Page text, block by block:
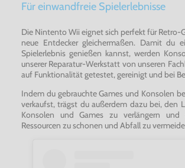
Für einwandfreie Spielerlebnisse
Die Nintento Wii eignet sich perfekt für Retro-
neue Entdecker gleichermaßen. Damit du
Spielerlebnis genießen kannst, werden
unserer Reparatur-Werkstatt von unseren
auf Funktionalität getestet, gereinigt und bei
Indem du gebrauchte Games und Konsolen
verkaufst, trägst du außerdem dazu bei, den
Konsolen und Games zu verlängern und
Ressourcen zu schonen und Abfall zu